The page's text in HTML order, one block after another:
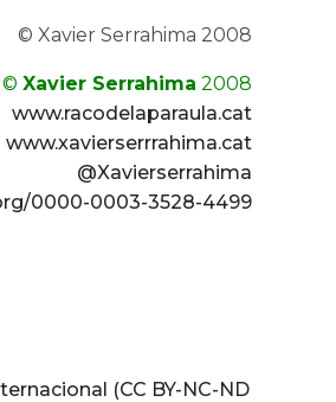
© Xavier Serrahima 2008
© Xavier Serrahima 2008
www.racodelaparaula.cat
www.xavierserrrahima.cat
@Xavierserrahima
0000-0003-3528-4499
(CC BY-NC-ND